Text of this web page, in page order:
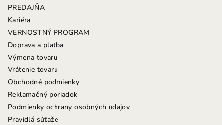
PREDAJŇA
Kariéra
VERNOSTNÝ PROGRAM
Doprava a platba
Výmena tovaru
Vrátenie tovaru
Obchodné podmienky
Reklamačný poriadok
Podmienky ochrany osobných údajov
Pravidlá súťaže